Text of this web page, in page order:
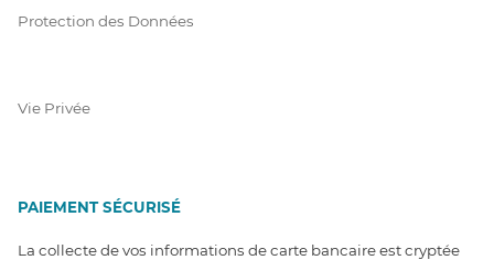
Protection des Données
Vie Privée
PAIEMENT SÉCURISÉ
La collecte de vos informations de carte bancaire est cryptée